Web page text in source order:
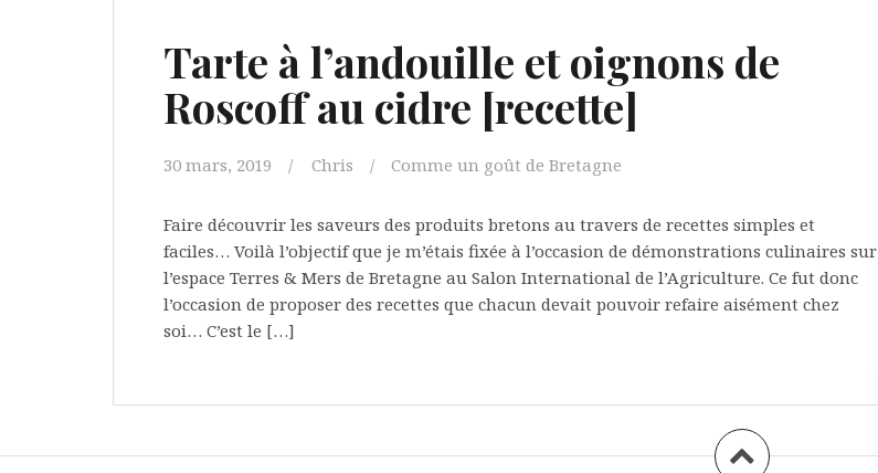
Tarte à l’andouille et oignons de
Roscoff au cidre [recette]
30 mars, 2019 Chris Comme un goût de Bretagne
Faire découvrir les saveurs des produits bretons au travers de recettes simples et
faciles… Voilà l’objectif que je m’étais fixée à l’occasion de démonstrations culinaires sur
l’espace Terres & Mers de Bretagne au Salon International de l’Agriculture. Ce fut donc
l’occasion de proposer des recettes que chacun devait pouvoir refaire aisément chez
soi… C’est le […]